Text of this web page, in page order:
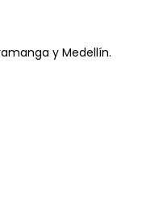
y Medellín.